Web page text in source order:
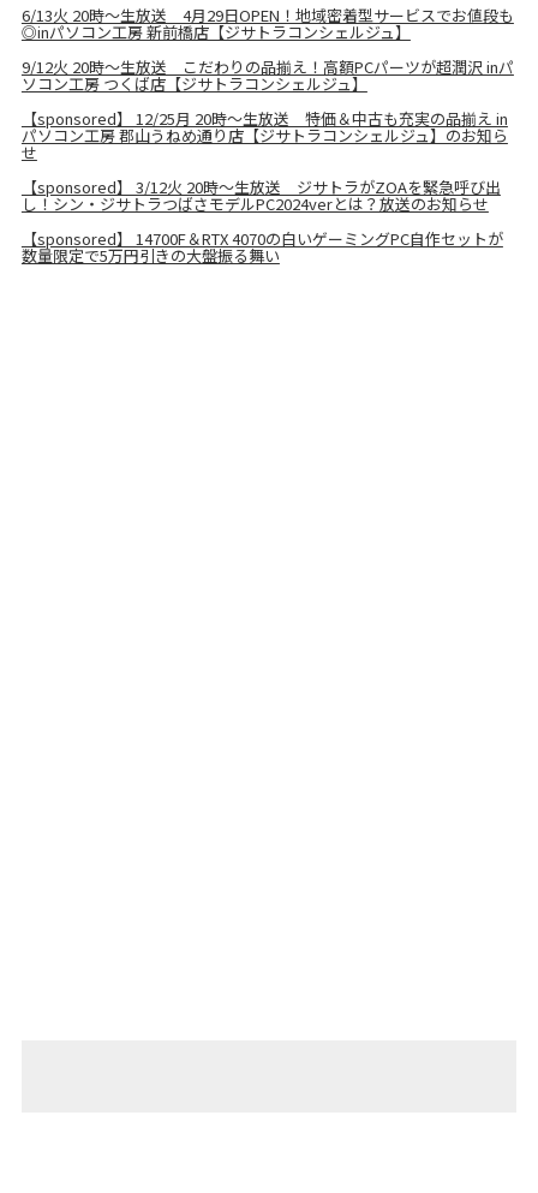
6/13火 20時～生放送 4月29日OPEN！地域密着型サービスでお値段も
◎inパソコン工房 新前橋店【ジサトラコンシェルジュ】
9/12火 20時～生放送 こだわりの品揃え！高額PCパーツが超潤沢 inパ
ソコン工房 つくば店【ジサトラコンシェルジュ】
【sponsored】 12/25月 20時～生放送 特価＆中古も充実の品揃え in
パソコン工房 郡山うねめ通り店【ジサトラコンシェルジュ】のお知ら
せ
【sponsored】 3/12火 20時～生放送 ジサトラがZOAを緊急呼び出
し！シン・ジサトラつばさモデルPC2024verとは？放送のお知らせ
【sponsored】 14700F＆RTX 4070の白いゲーミングPC自作セットが
数量限定で5万円引きの大盤振る舞い